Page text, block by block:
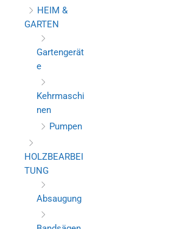
HEIM &
GARTEN
Gartengerät
e
Kehrmaschi
nen
Pumpen
HOLZBEARBEI
TUNG
Absaugung